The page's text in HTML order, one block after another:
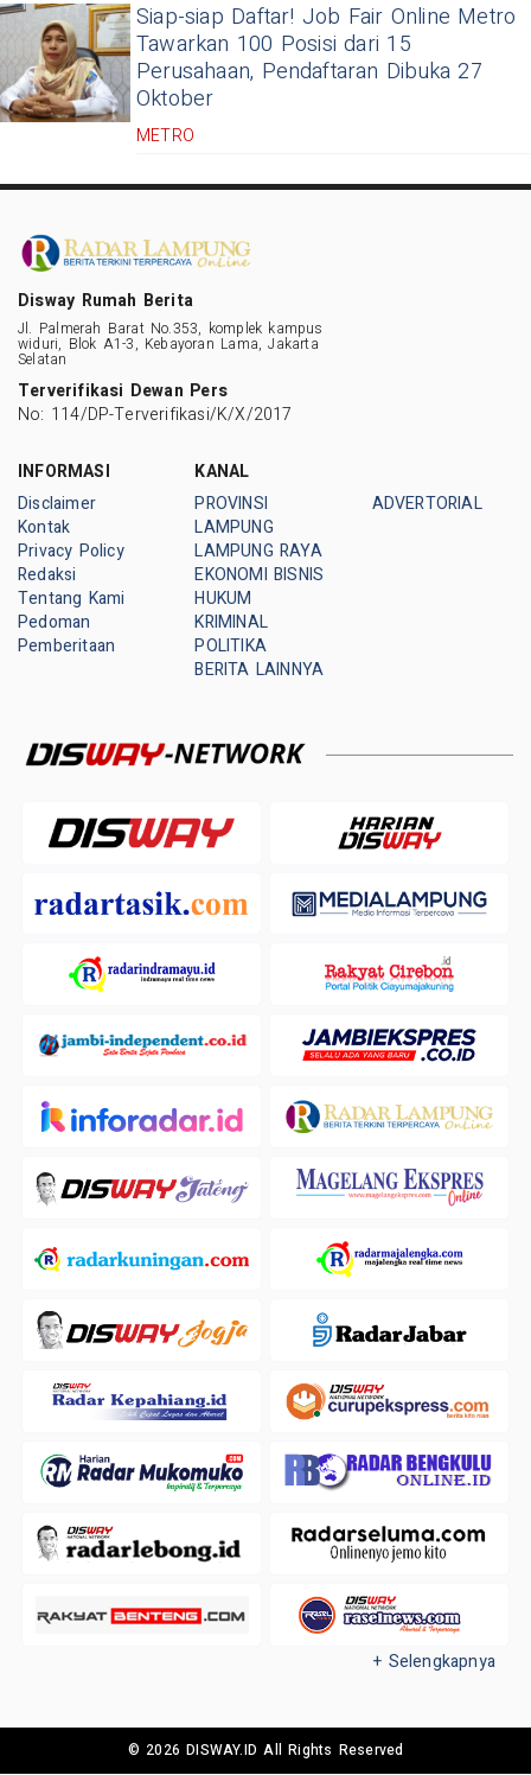
Siap-siap Daftar! Job Fair Online Metro
Tawarkan 100 Posisi dari 15
Perusahaan, Pendaftaran Dibuka 27
Oktober
METRO
Disway Rumah Berita
Jl. Palmerah Barat No.353, komplek kampus
widuri, Blok A1-3, Kebayoran Lama, Jakarta
Selatan
Terverifikasi Dewan Pers
No: 114/DP-Terverifikasi/K/X/2017
INFORMASI
Disclaimer
Kontak
Privacy Policy
Redaksi
Tentang Kami
Pedoman
Pemberitaan
KANAL
PROVINSI
LAMPUNG
LAMPUNG RAYA
EKONOMI BISNIS
HUKUM
KRIMINAL
POLITIKA
BERITA LAINNYA
ADVERTORIAL
+ Selengkapnya
© 2026 DISWAY.ID All Rights Reserved